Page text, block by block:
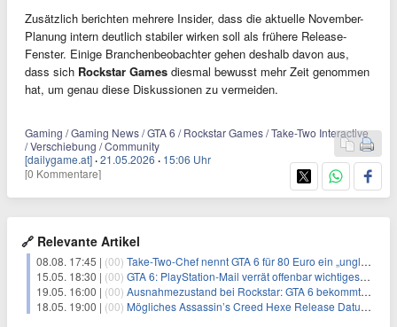
Zusätzlich berichten mehrere Insider, dass die aktuelle November-
Planung intern deutlich stabiler wirken soll als frühere Release-
Fenster. Einige Branchenbeobachter gehen deshalb davon aus,
dass sich Rockstar Games diesmal bewusst mehr Zeit genommen
hat, um genau diese Diskussionen zu vermeiden.
Gaming / Gaming News / GTA 6 / Rockstar Games / Take-Two Interactive
/ Verschiebung / Community
[dailygame.at] ·21.05.2026 · 15:06 Uhr
[0 Kommentare]
🔗 Relevante Artikel
08.08. 17:45 | (00) Take-Two-Chef nennt GTA 6 für 80 Euro ein „unglaubliches Schnäppchen“
15.05. 18:30 | (00) GTA 6: PlayStation-Mail verrät offenbar wichtiges Detail
19.05. 16:00 | (00) Ausnahmezustand bei Rockstar: GTA 6 bekommt keine Review Codes – nur ein geheimes Presse Event
18.05. 19:00 | (00) Mögliches Assassin’s Creed Hexe Release Datum und neues Update zu Far Cry 7